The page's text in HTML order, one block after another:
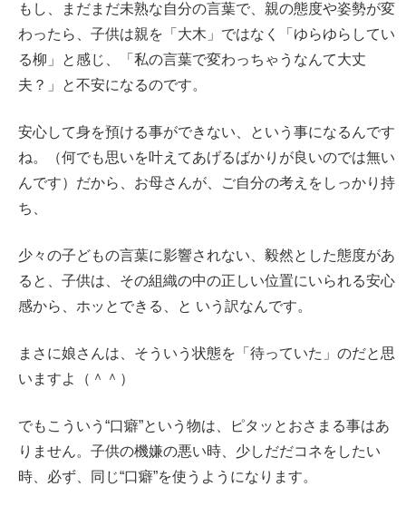
もし、まだまだ未熟な自分の言葉で、親の態度や姿勢が変
わったら、子供は親を「大木」ではなく「ゆらゆらしてい
る柳」と感じ、「私の言葉で変わっちゃうなんて大丈
夫？」と不安になるのです。
安心して身を預ける事ができない、という事になるんです
ね。（何でも思いを叶えてあげるばかりが良いのでは無い
んです）だから、お母さんが、ご自分の考えをしっかり持
ち、
少々の子どもの言葉に影響されない、毅然とした態度があ
ると、子供は、その組織の中の正しい位置にいられる安心
感から、ホッとできる、と いう訳なんです。
まさに娘さんは、そういう状態を「待っていた」のだと思
いますよ（＾＾）
でもこういう“口癖”という物は、ピタッとおさまる事はあ
りません。子供の機嫌の悪い時、少しだだコネをしたい
時、必ず、同じ“口癖”を使うようになります。